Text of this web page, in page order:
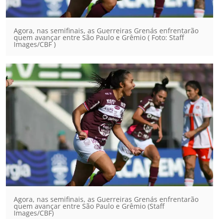
Agora, nas semifinais, as Guerreiras Grenás enfrentarão
quem avançar entre São Paulo e Grêmio ( Foto: Staff
Images/CBF )
Agora, nas semifinais, as Guerreiras Grenás enfrentarão
quem avançar entre São Paulo e Grêmio (Staff
Images/CBF)